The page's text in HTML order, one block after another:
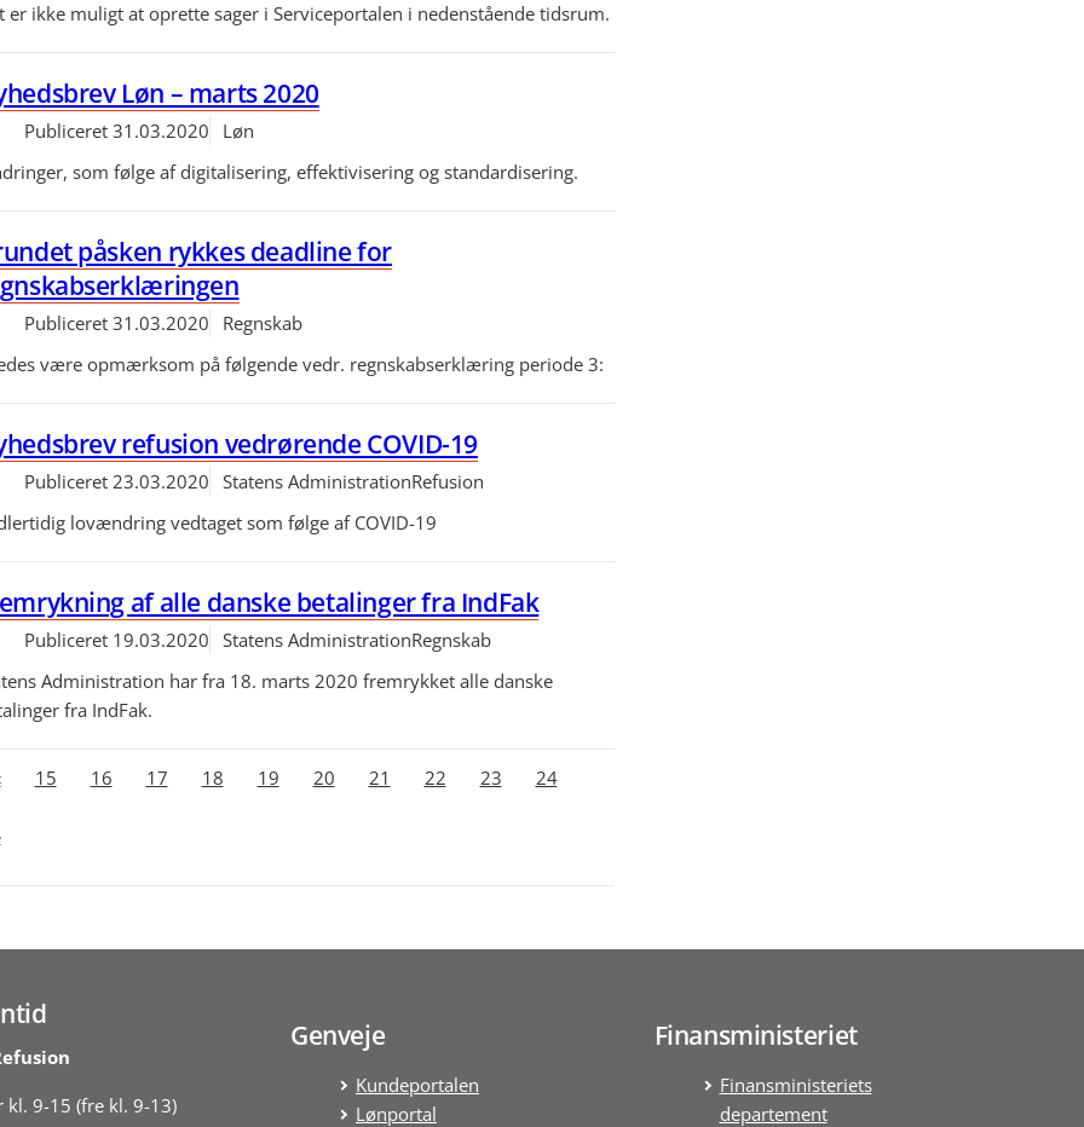
er ikke muligt at oprette sager i Serviceportalen i nedenstående tidsrum.
Løn – marts 2020
Publiceret 31.03.2020
Løn
som følge af digitalisering, effektivisering og standardisering.
påsken rykkes deadline for
Publiceret 31.03.2020
Regnskab
være opmærksom på følgende vedr. regnskabserklæring periode 3:
refusion vedrørende COVID-19
Publiceret 23.03.2020 Statens AdministrationRefusion
lovændring vedtaget som følge af COVID-19
af alle danske betalinger fra IndFak
Publiceret 19.03.2020 Statens AdministrationRegnskab
Administration har fra 18. marts 2020 fremrykket alle danske
fra IndFak.
15 16 17 18 19 20 21 22 23 24
kl. 9-15 (fre kl. 9-13)
Genveje
Kundeportalen
Lønportal
Finansministeriet
Finansministeriets
departement